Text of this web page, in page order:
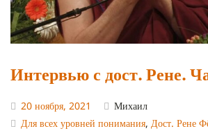
Интервью с дост. Рене.
20 ноября, 2021
Михаил
Для всех уровней понимания, Дост. Рене